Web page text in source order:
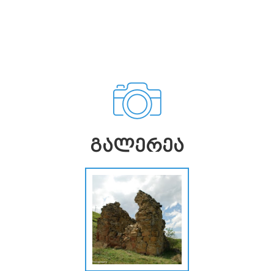
ᲒᲐᲚᲔᲠᲔᲐ